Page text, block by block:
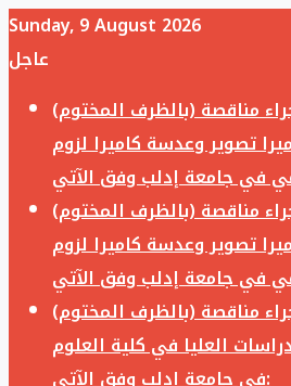
Sunday, 9 August 2026
عاجل
مناقصة (بالظرف المختوم)
تصوير وعدسة كاميرا لزوم
مناقصة (بالظرف المختوم)
تصوير وعدسة كاميرا لزوم
مناقصة (بالظرف المختوم)
العليا في كلية العلوم
في جامعة ادلب وفق الآتي: